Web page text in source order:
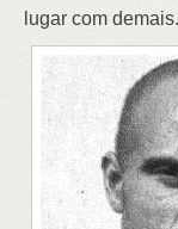
lugar com demais.